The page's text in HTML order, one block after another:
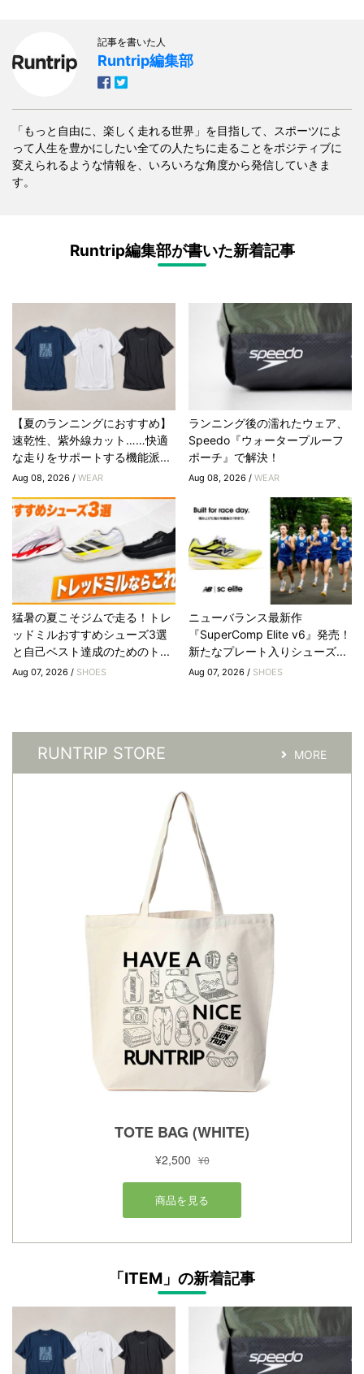
記事を書いた人
Runtrip編集部
「もっと自由に、楽しく走れる世界」を目指して、スポーツによ
って人生を豊かにしたい全ての人たちに走ることをポジティブに
変えられるような情報を、いろいろな角度から発信していきま
す。
Runtrip編集部が書いた新着記事
【夏のランニングにおすすめ】
速乾性、紫外線カット……快適
な走りをサポートする機能派...
Aug 08, 2026 / WEAR
ランニング後の濡れたウェア、
Speedo『ウォータープルーフ
ポーチ』で解決！
Aug 08, 2026 /WEAR
猛暑の夏こそジムで走る！トレ
ッドミルおすすめシューズ3選
と自己ベスト達成のためのト...
Aug 07, 2026 / SHOES
ニューバランス最新作
『SuperComp Elite v6』発売！
新たなプレート入りシューズ...
Aug 07, 2026 / SHOES
RUNTRIP STORE MORE
「ITEM」の新着記事